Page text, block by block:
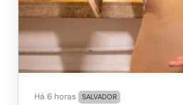
Há 6 horas SALVADOR